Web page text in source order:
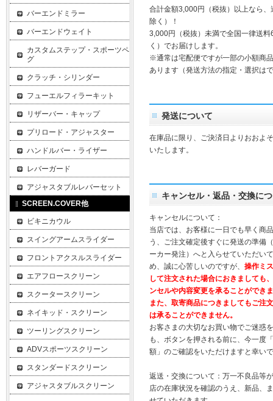
合計金額3,000円（税抜）以上なら
除く）！
3,000円（税抜）未満で全国一律送
く）でお届けします。
※通常は宅配便ですが一部の小額商
あります（発送方法の指定・選択は
発送について
在庫品に限り、ご決済日よりおおよ
いたします。
キャンセル・返品・交換に
キャンセルについて：
当店では、お客様に一日でも早く商
う、ご注文確定後すぐに発送の準備
ーカー発注）へと入らせていただい
め、誠に心苦しいのですが、 操作ミ
して注文された場合におきましても
ンセルや内容変更を承ることができ
また、取寄商品につきましてもご注
は承ることができません。
お客さまの大切なお買い物でご迷惑
も、ボタンを押される前に、今一度
額」のご確認をいただけますと幸い
返送・交換について：万一不良品等
店の在庫状況を確認のうえ、新品、
バーエンドミラー
バーエンドウェイト
カスタムステップ・スポーツペ
グ
クラッチ・シリンダー
フューエルフィラーキット
リザーバー・キャップ
プリロード・アジャスター
ハンドルバー・ライザー
レバーガード
アジャスタブルレバーセット
SCREEN.COVER他
ビキニカウル
スイングアームスライダー
フロントアクスルスライダー
エアフロースクリーン
スクータースクリーン
ネイキッド・スクリーン
ツーリングスクリーン
ADVスポーツスクリーン
スタンダードスクリーン
アジャスタブルスクリーン